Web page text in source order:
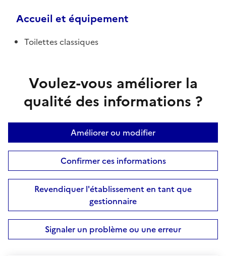
Accueil et équipement
Toilettes classiques
Voulez-vous améliorer la
qualité des informations ?
Améliorer ou modifier
Confirmer ces informations
Revendiquer l'établissement en tant que
gestionnaire
Signaler un problème ou une erreur